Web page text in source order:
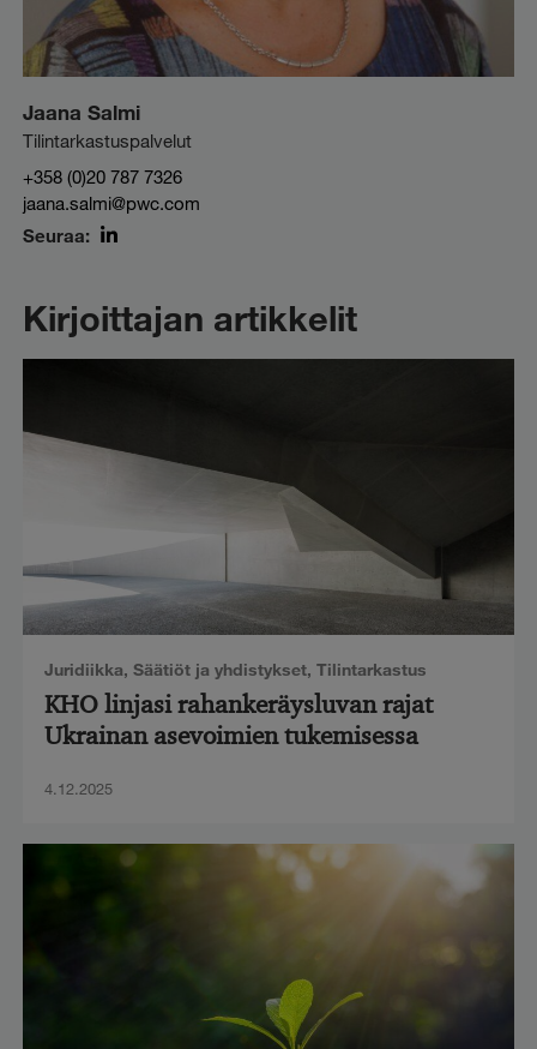
Jaana Salmi
Tilintarkastuspalvelut
+358 (0)20 787 7326
jaana.salmi@pwc.com
Seuraa:
Kirjoittajan artikkelit
Juridiikka, Säätiöt ja yhdistykset, Tilintarkastus
KHO linjasi rahankeräysluvan rajat
Ukrainan asevoimien tukemisessa
4.12.2025